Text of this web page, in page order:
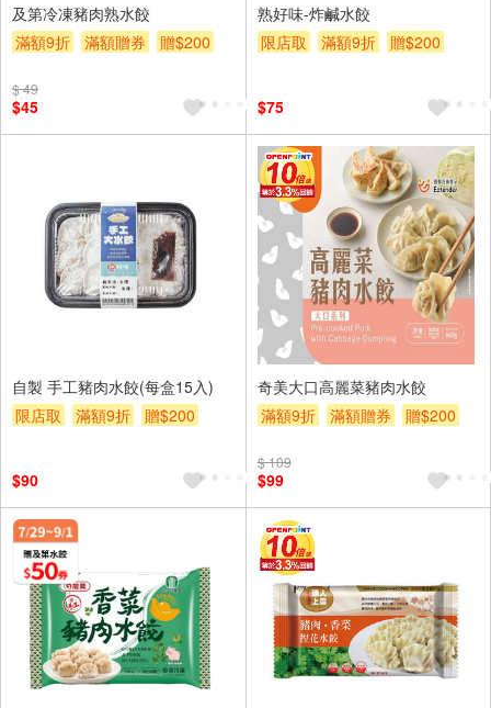
及第冷凍豬肉熟水餃
滿額9折
滿額贈券 贈$200
$ 49
$45
熟好味-炸鹹水餃
限店取
滿額9折 贈$200
$75
自製 手工豬肉水餃(每盒15入)
限店取
滿額9折 贈$200
$90
奇美大口高麗菜豬肉水餃
滿額9折
滿額贈券 贈$200
$ 109
$99